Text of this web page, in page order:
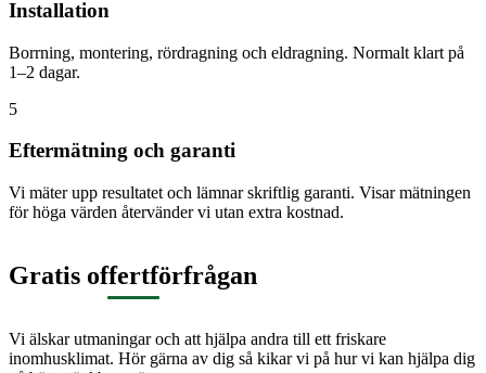
Installation
Borrning, montering, rördragning och eldragning. Normalt klart på
1–2 dagar.
5
Eftermätning och garanti
Vi mäter upp resultatet och lämnar skriftlig garanti. Visar mätningen
för höga värden återvänder vi utan extra kostnad.
Gratis offertförfrågan
Vi älskar utmaningar och att hjälpa andra till ett friskare
inomhusklimat. Hör gärna av dig så kikar vi på hur vi kan hjälpa dig